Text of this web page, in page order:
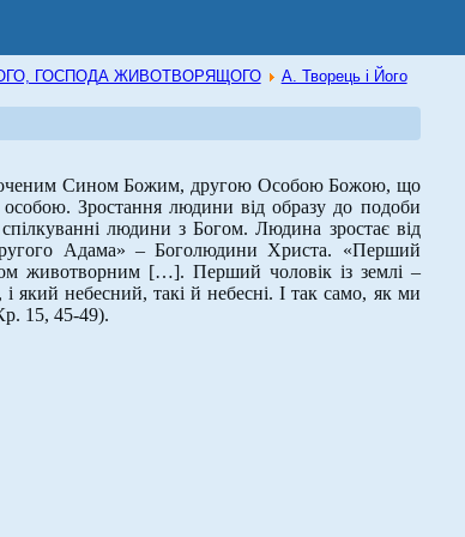
ГОСПОДА ЖИВОТВОРЯЩОГО
А. Творець і Його
Сином Божим, другою Особою Божою, що
Зростання людини від образу до подоби
людини з Богом. Людина зростає від
Адама» – Боголюдини Христа. «Перший
животворним […]. Перший чоловік із землі –
який небесний, такі й небесні. І так само, як ми
15, 45-49).